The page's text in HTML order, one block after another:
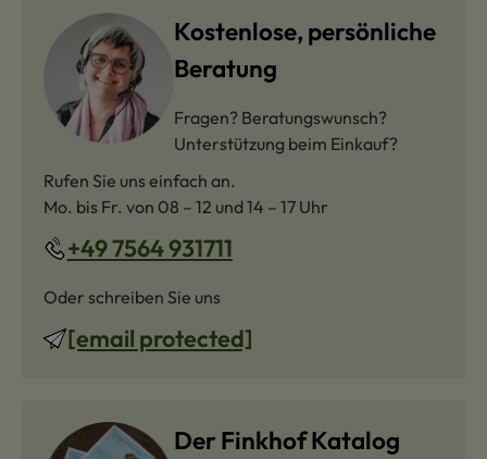
Kostenlose, persönliche
Beratung
Fragen? Beratungswunsch?
Unterstützung beim Einkauf?
Rufen Sie uns einfach an.
Mo. bis Fr. von 08 – 12 und 14 – 17 Uhr
+49 7564 931711
Oder schreiben Sie uns
[email protected]
Der Finkhof Katalog